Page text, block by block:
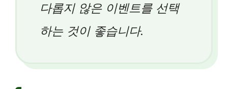
다롭지 않은 이벤트를 선택
하는 것이 좋습니다.